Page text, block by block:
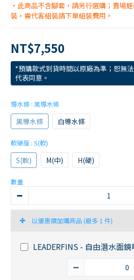
・此商品不含腳套，請另行選購；賣場
裝，需代客組裝請下單組裝費用。
NT$7,550
*預購款式到貨時間以原廠為準；恕無
代表同意。
導水條 : 黑導水條
黑導水條 白導水條
軟硬度 : S(軟)
S(軟) M(中) H(硬)
數量
以優惠價加購商品(最多 1 件)
LEADERFINS - 自由潛水面